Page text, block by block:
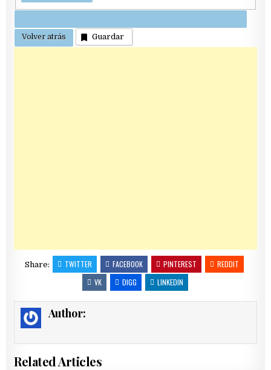
Guardar
Share: TWITTER FACEBOOK PINTEREST
REDDIT
VK
DIGG LINKEDIN
Author:
Related Articles